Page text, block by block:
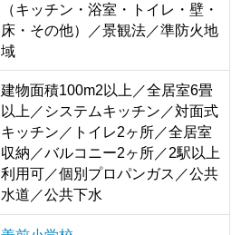
（キッチン・浴室・トイレ・壁・
床・その他）／景観法／準防火地
域
建物面積100m2以上／全居室6畳
以上／システムキッチン／対面式
キッチン／トイレ2ヶ所／全居室
収納／バルコニー2ヶ所／2駅以上
利用可／個別プロパンガス／公共
水道／公共下水